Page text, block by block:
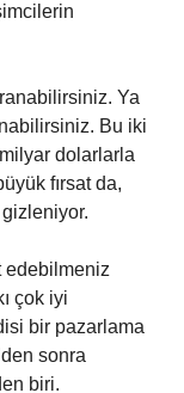
Ya
Bu iki
dolarlarla
fırsat da,
edebilmeniz
çok iyi
bir pazarlama
sonra
biri.